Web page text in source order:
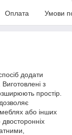
Оплата Умови
додати
з
простір.
меблях або інших